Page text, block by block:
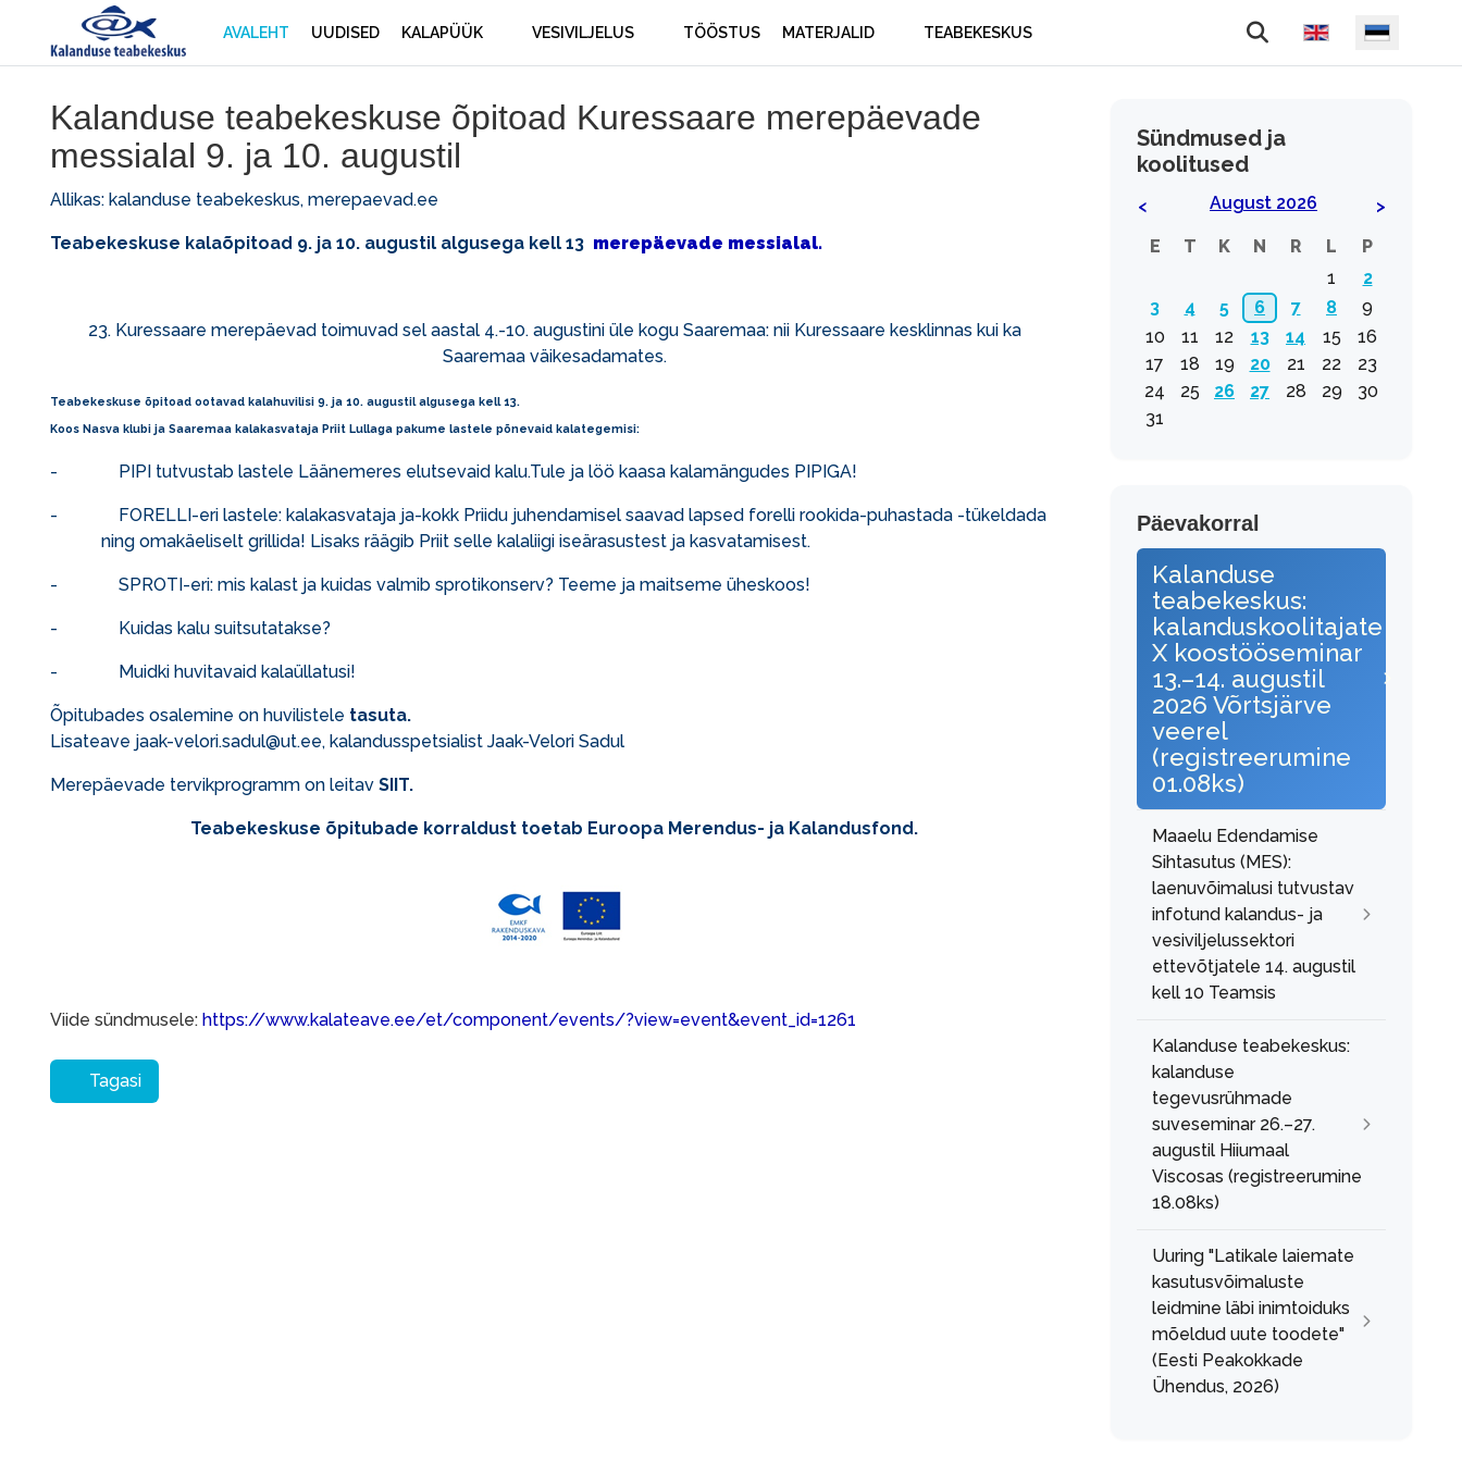
AVALEHT UUDISED KALAPÜÜK VESIVILJELUS TÖÖSTUS MATERJALID TEABEKESKUS Vali keel
Kalanduse teabekeskuse õpitoad Kuressaare merepäevade
messialal 9. ja 10. augustil
Allikas: kalanduse teabekeskus, merepaevad.ee
Teabekeskuse kalaõpitoad 9. ja 10. augustil algusega kell 13 merepäevade messialal.
23. Kuressaare merepäevad toimuvad sel aastal 4.-10. augustini üle kogu Saaremaa: nii Kuressaare kesklinnas kui ka
Saaremaa väikesadamates.
Teabekeskuse õpitoad ootavad kalahuvilisi 9. ja 10. augustil algusega kell 13.
Koos Nasva klubi ja Saaremaa kalakasvataja Priit Lullaga pakume lastele põnevaid kalategemisi:
- PIPI tutvustab lastele Läänemeres elutsevaid kalu.Tule ja löö kaasa kalamängudes PIPIGA!
- FORELLI-eri lastele: kalakasvataja ja-kokk Priidu juhendamisel saavad lapsed forelli rookida-puhastada -tükeldada
ning omakäeliselt grillida! Lisaks räägib Priit selle kalaliigi iseärasustest ja kasvatamisest.
- SPROTI-eri: mis kalast ja kuidas valmib sprotikonserv? Teeme ja maitseme üheskoos!
- Kuidas kalu suitsutatakse?
- Muidki huvitavaid kalaüllatusi!
Õpitubades osalemine on huvilistele tasuta.
Lisateave jaak-velori.sadul@ut.ee, kalandusspetsialist Jaak-Velori Sadul
Merepäevade tervikprogramm on leitav SIIT.
Teabekeskuse õpitubade korraldust toetab Euroopa Merendus- ja Kalandusfond.
Viide sündmusele: https://www.kalateave.ee/et/component/events/?view=event&event_id=1261
Tagasi
Sündmused ja
koolitused
< August 2026
>
E
T K N R L
P
1
2
3
4 5 6 7 8
9
10
11 12 13 14 15
16
17
18 19 20 21 22
23
24
25 26 27 28 29
30
31
Päevakorral
Kalanduse
teabekeskus:
kalanduskoolitajate
X koostööseminar
13.–14. augustil
2026 Võrtsjärve
veerel
(registreerumine
01.08ks)
Maaelu Edendamise
Sihtasutus (MES):
laenuvõimalusi tutvustav
infotund kalandus- ja
vesiviljelussektori
ettevõtjatele 14. augustil
kell 10 Teamsis
Kalanduse teabekeskus:
kalanduse
tegevusrühmade
suveseminar 26.–27.
augustil Hiiumaal
Viscosas (registreerumine
18.08ks)
Uuring "Latikale laiemate
kasutusvõimaluste
leidmine läbi inimtoiduks
mõeldud uute toodete"
(Eesti Peakokkade
Ühendus, 2026)